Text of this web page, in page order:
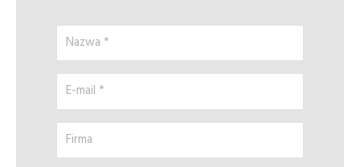
Nazwa
*
E-
mail
* Firma